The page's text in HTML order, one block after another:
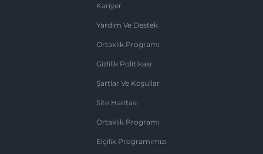
Kariyer
Yardım Ve Destek
Ortaklık Programı
Gizlilik Politikası
Şartlar Ve Koşullar
Site Haritası
Ortaklık Programı
Elçilik Programımızı